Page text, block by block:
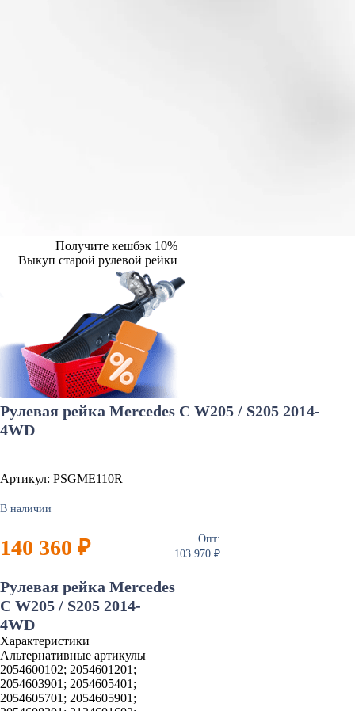
Получите кешбэк 10%
Выкуп старой рулевой рейки
Рулевая рейка Mercedes C W205 / S205 2014-
4WD
Артикул: PSGME110R
В наличии
140 360 ₽
Опт:
103 970 ₽
Рулевая рейка Mercedes
C W205 / S205 2014-
4WD
Характеристики
Альтернативные артикулы
2054600102; 2054601201;
2054603901; 2054605401;
2054605701; 2054605901;